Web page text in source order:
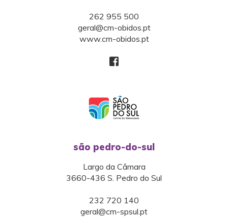
262 955 500
geral@cm-obidos.pt
www.cm-obidos.pt
são pedro-do-sul
Largo da Câmara
3660-436 S. Pedro do Sul
232 720 140
geral@cm-spsul.pt